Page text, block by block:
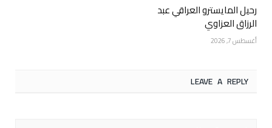
رحيل المايسترو العراقي عبد
الرزاق العزاوي
أغسطس 7, 2026
LEAVE A REPLY